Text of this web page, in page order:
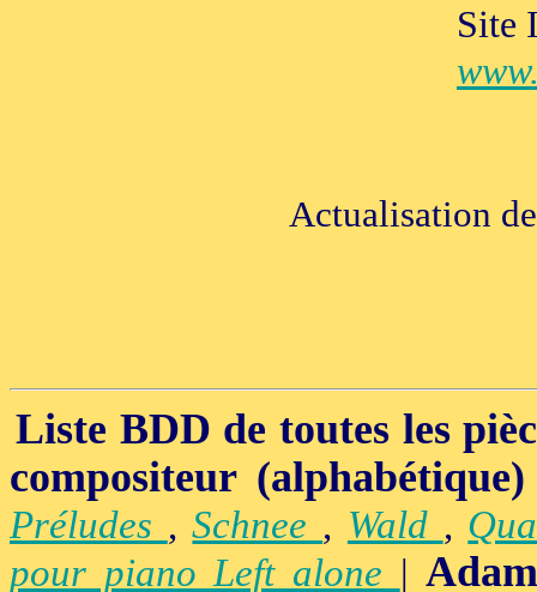
Site
Actualisation
Liste BDD de toutes les
compositeur (alphabétique)
Préludes ,Schnee , Wald ,
pour piano Left alone |